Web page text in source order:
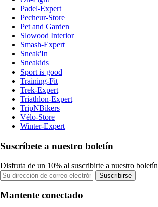
Padel-Expert
Pecheur-Store
Pet and Garden
Slowood Interior
Smash-Expert
Sneak'In
Sneakids
Sport is good
Training-Fit
Trek-Expert
Triathlon-Expert
TripNBikers
Vélo-Store
Winter-Expert
Suscríbete a nuestro boletín
Disfruta de un 10% al suscribirte a nuestro boletín
Suscribirse
Mantente conectado